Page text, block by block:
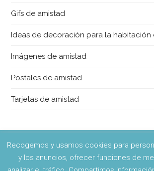
Gifs de amistad
Ideas de decoración para la habitación
Imágenes de amistad
Postales de amistad
Tarjetas de amistad
Copyright © 2026 · Amistadyamigos.com ·
Recogemos y usamos cookies para
y los anuncios, ofrecer funciones de